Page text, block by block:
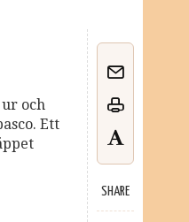
SHARE
och
Ett